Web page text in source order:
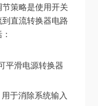
策略是使用开关
直流转换器电路
平滑电源转换器
于消除系统输入